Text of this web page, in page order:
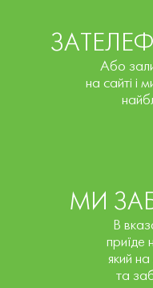
Або
на сайті і
МИ
В
приїде
який на
та